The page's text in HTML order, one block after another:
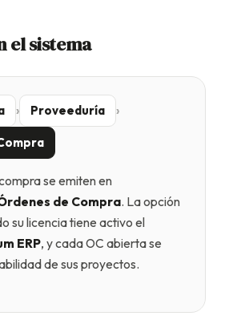
el sistema
› Proveeduría ›
se emiten en
de Compra. La opción
su licencia tiene activo el
ERP, y cada OC abierta se
de sus proyectos.